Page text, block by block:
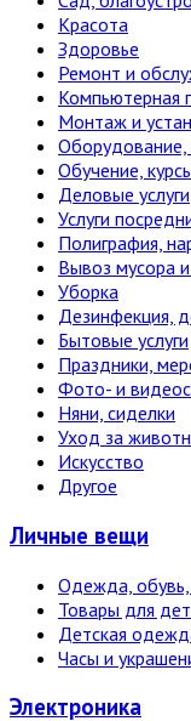
Красота
Здоровье
Ремонт и
Компьютерная
Монтаж и
Оборудование,
Обучение,
Деловые услуги
Услуги
Полиграфия,
Вывоз мусора
Уборка
Дезинфекция,
Бытовые услуги
Праздники,
Фото- и
Няни, сиделки
Уход за
Искусство
Другое
Личные вещи
Одежда, обувь,
Товары для
Детская
Часы и
Электро­ника